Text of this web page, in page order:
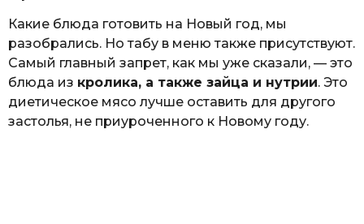
Какие блюда готовить на Новый год, мы
разобрались. Но табу в меню также присутствуют.
Самый главный запрет, как мы уже сказали, — это
блюда из кролика, а также зайца и нутрии. Это
диетическое мясо лучше оставить для другого
застолья, не приуроченного к Новому году.